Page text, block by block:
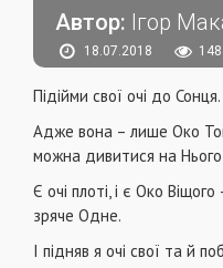
Автор: Ігор
18.07.2018
Підійми свої очі до
Адже вона – лише Око
можна дивитися на
Є очі плоті, і є Око
зряче Одне.
І підняв я очі свої та й